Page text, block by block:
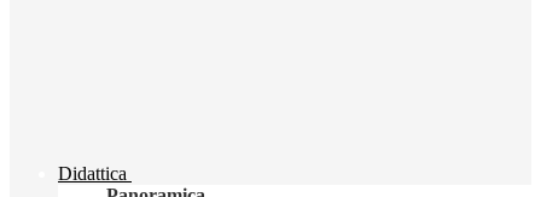
Didattica